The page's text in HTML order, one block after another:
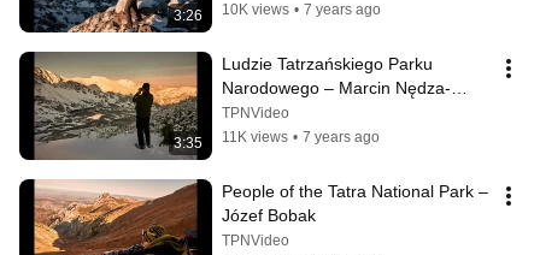
3:26
10K views • 7 years ago
3:35
Ludzie Tatrzańskiego Parku
Narodowego – Marcin Nędza-
Chotarski
TPNVideo
11K views • 7 years ago
People of the Tatra National Park –
Józef Bobak
TPNVideo